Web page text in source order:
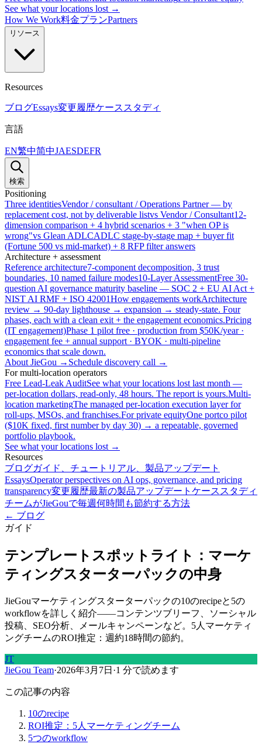
See what your locations lost →
How We Work料金プランPartners
リソース
Resources
ブログEssays変更履歴ケーススタディ
言語
EN繁中简中JAESDEFR
検索
Positioning
Three identitiesVendor / consultant / Operations Partner — by
replacement cost, not by deliverable listvs Vendor / Consultant12-
dimension comparison + 4 hybrid scenarios + 3 "when OP is
wrong"vs Glean ADLCADLC stage-by-stage map + buyer fit
(Fortune 500 vs mid-market) + 8 RFP filter answers
Architecture + assessment
Reference architecture7-component decomposition, 3 trust
boundaries, 10 named failure modes10-Layer AssessmentFree 30-
question AI governance maturity baseline — SOC 2 + EU AI Act +
NIST AI RMF + ISO 42001How engagements workArchitecture
review → 90-day lighthouse → expansion → steady-state. Four
phases, each with a clean exit + the engagement economics.Pricing
(IT engagement)Phase 1 pilot free · production from $50K/year ·
engagement fee + annual support · BYOK · multi-pipeline
economics that scale down.
About JieGou → Schedule discovery call →
For multi-location operators
Free Lead-Leak AuditSee what your locations lost last month —
per-location dollars, read-only, 48 hours. The report is yours.Multi-
location marketingThe managed per-location execution layer for
roll-ups, MSOs, and franchises.For private equityOne portco pilot
($10K fixed, first number by day 30) → a repeatable, governed
portfolio playbook.
See what your locations lost →
Resources
ブログガイド、チュートリアル、製品アップデート
EssaysOperator perspectives on AI ops, governance, and pricing
transparency変更履歴最新の製品アップデート ケーススタディ
チームがJieGouで毎週何時間も節約する方法
← ブログ
ガイド
テンプレートスポットライト：マーケ
ティングスターターパックの中身
JieGouマーケティングスターターパックの10のrecipeと5の
workflowを詳しく紹介——コンテンツブリーフ、ソーシャル
投稿、SEO分析、メールキャンペーンなど。5人マーケティ
ングチームのROI推定：週約18時間の節約。
JT
JieGou Team·2026年3月7日 ·1 分で読めます
この記事の内容
10のrecipe
ROI推定：5人マーケティングチーム
5つのworkflow